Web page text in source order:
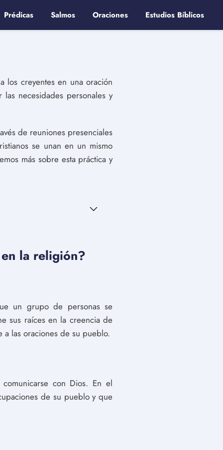
Prédicas Salmos Oraciones Estudios Bíblicos
creyentes en una oración
necesidades personales y
de reuniones presenciales
se unan en un mismo
más sobre esta práctica y
la religión?
un grupo de personas se
sus raíces en la creencia de
las oraciones de su pueblo.
con Dios. En el
de su pueblo y que